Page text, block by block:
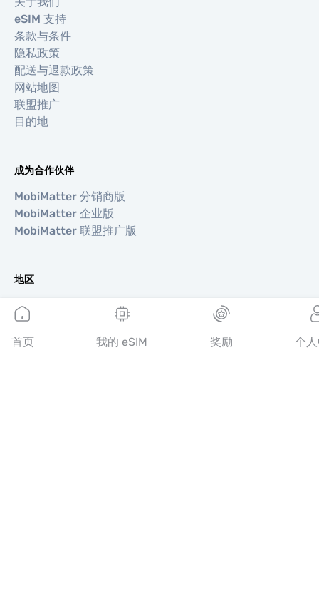
eSIM 支持
条款与条件
隐私政策
配送与退款政策
网站地图
联盟推广
目的地
成为合作伙伴
MobiMatter 分销商版
MobiMatter 企业版
MobiMatter 联盟推广版
地区
欧洲 eSIM
亚洲 eSIM
美洲 eSIM
首页 我的 eSIM 奖励 个